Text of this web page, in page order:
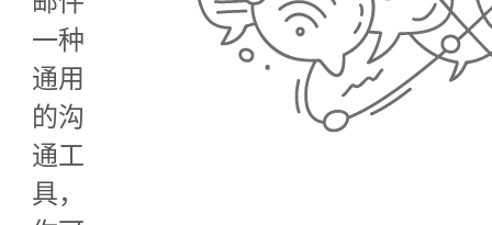
一种
通用
的沟
通工
具，